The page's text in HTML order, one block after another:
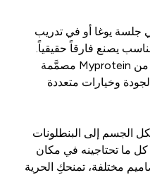
جلسة يوغا أو في تدريب
يصنع فارقاً حقيقياً.
مجموعة بنطلونات رياضية نسائية من Myprotein مصمَّمة
وخيارات متعددة
الجسم إلى البنطلونات
كل ما تحتاجينه في مكان
وتصاميم مختلفة، تمنحكِ الحرية